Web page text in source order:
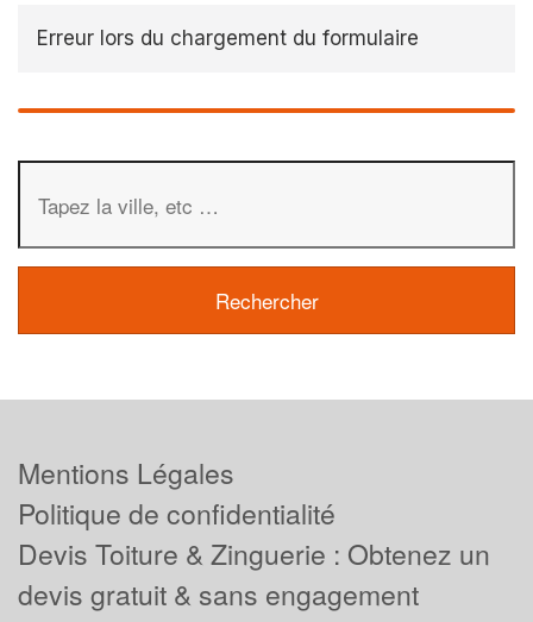
Erreur lors du chargement du formulaire
Mentions Légales
Politique de confidentialité
Devis Toiture & Zinguerie : Obtenez un
devis gratuit & sans engagement